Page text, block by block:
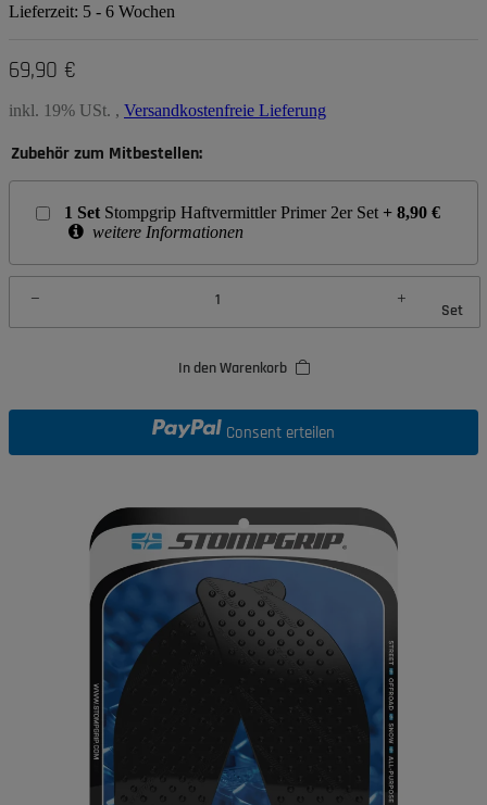
Lieferzeit: 5 - 6 Wochen
69,90 €
inkl. 19% USt. , Versandkostenfreie Lieferung
Zubehör zum Mitbestellen:
1 Set Stompgrip Haftvermittler Primer 2er Set + 8,90 €
weitere Informationen
Set
In den Warenkorb
Consent erteilen